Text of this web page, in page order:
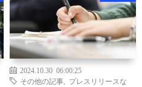
2024.10.30 06:00:25
その他の記事
プレスリリースな